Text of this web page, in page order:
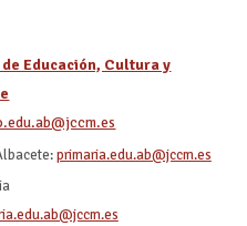
Educación, Cultura y
primaria.edu.ab@jccm.es